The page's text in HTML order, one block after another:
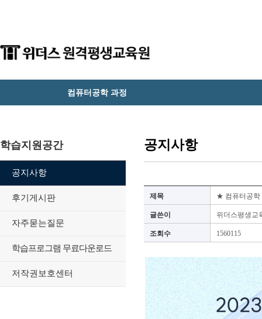
컴퓨터공학 과정
학습지원공간
공지사항
후기게시판
자주묻는질문
학습프로그램 무료다운로드
저작권보호센터
공지사항
제목 ★ 컴퓨터공
글쓴이 위더스평생교
조회수 1560115